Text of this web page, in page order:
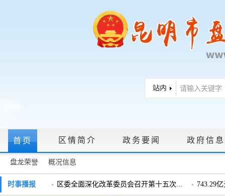
首页 区情简介 政务要闻 政府信
盘龙荣誉 概况信息
政府信息公开指南 | 政府信息公开制度 | 政策文件 法定主动公
时事播报 区委全面深化改革委员会召开第十五次... 743.29